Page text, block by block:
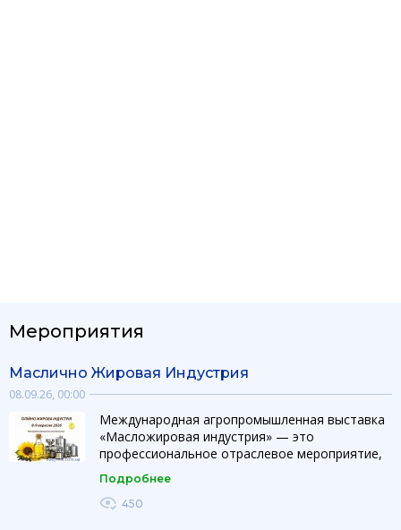
Мероприятия
Маслично Жировая Индустрия
08.09.26, 00:00
Международная агропромышленная выставка
«Масложировая индустрия» — это
профессиональное отраслевое мероприятие,
объединяющее производителей, поставщиков
оборудования, технологий и ингредиентов для
производства и переработки растительных
Подробнее
450